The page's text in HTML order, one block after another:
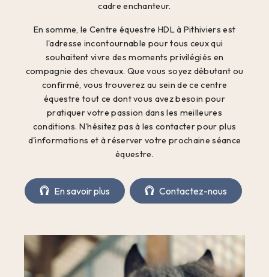
cadre enchanteur.
En somme, le Centre équestre HDL à Pithiviers est
l'adresse incontournable pour tous ceux qui
souhaitent vivre des moments privilégiés en
compagnie des chevaux. Que vous soyez débutant ou
confirmé, vous trouverez au sein de ce centre
équestre tout ce dont vous avez besoin pour
pratiquer votre passion dans les meilleures
conditions. N'hésitez pas à les contacter pour plus
d'informations et à réserver votre prochaine séance
équestre.
En savoir plus Contactez-nous